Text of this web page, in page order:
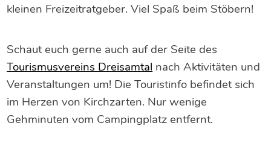
kleinen Freizeitratgeber. Viel Spaß beim Stöbern!
Schaut euch gerne auch auf der Seite des
Tourismusvereins Dreisamtal nach Aktivitäten und
Veranstaltungen um! Die Touristinfo befindet sich
im Herzen von Kirchzarten. Nur wenige
Gehminuten vom Campingplatz entfernt.